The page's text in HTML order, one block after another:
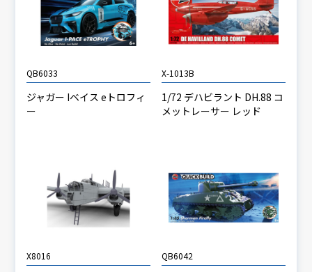
QB6033
ジャガー Iベイス eトロフィ
ー
X-1013B
1/72 デハビラント DH.88 コ
メットレーサー レッド
X8016 QB6042